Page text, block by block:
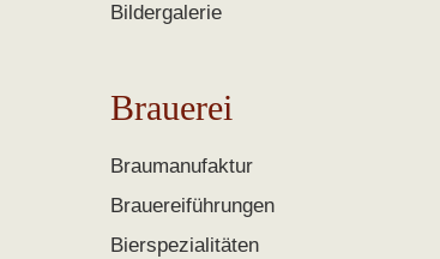
Bildergalerie
Brauerei
Braumanufaktur
Brauereiführungen
Bierspezialitäten